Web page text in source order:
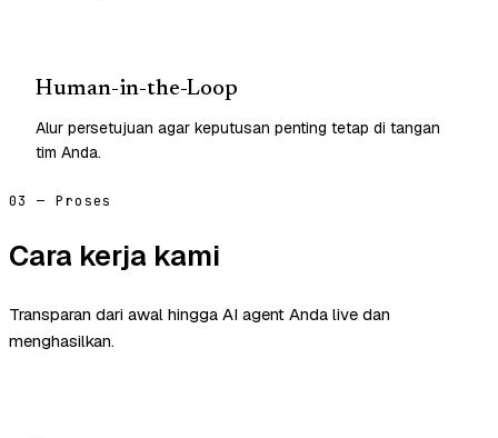
Human-in-the-Loop
Alur persetujuan agar keputusan penting tetap di tangan
tim Anda.
03 — Proses
Cara kerja kami
Transparan dari awal hingga AI agent Anda live dan
menghasilkan.